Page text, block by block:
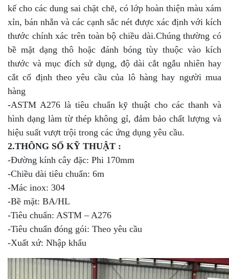
kế cho các dung sai chặt chẽ, có lớp hoàn thiện màu xám
xỉn, bán nhẵn và các cạnh sắc nét được xác định với kích
thước chính xác trên toàn bộ chiều dài.Chúng thường có
bề mặt dạng thô hoặc đánh bóng tùy thuộc vào kích
thước và mục đích sử dụng, độ dài cắt ngẫu nhiên hay
cắt cố định theo yêu cầu của lô hàng hay người mua
hàng
-ASTM A276 là tiêu chuẩn kỹ thuật cho các thanh và
hình dạng làm từ thép không gỉ, đảm bảo chất lượng và
hiệu suất vượt trội trong các ứng dụng yêu cầu.
2.THÔNG SỐ KỸ THUẬT :
-Đường kính cây đặc: Phi 170mm
-Chiều dài tiêu chuẩn: 6m
-Mác inox: 304
-Bề mặt: BA/HL
-Tiêu chuẩn: ASTM – A276
-Tiêu chuẩn đóng gói: Theo yêu cầu
-Xuất xứ: Nhập khẩu